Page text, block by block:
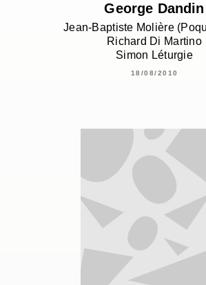
George Dandin
Jean-Baptiste Molière
Richard Di Martino
Simon Léturgie
18/08/2010